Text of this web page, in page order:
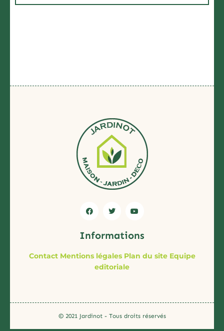
Informations
Contact Mentions légales Plan du site Equipe
editoriale
© 2021 Jardinot - Tous droits réservés